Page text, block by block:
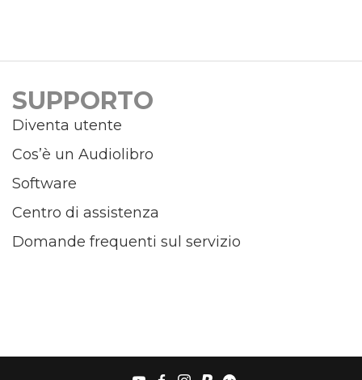
SUPPORTO
Diventa utente
Cos’è un Audiolibro
Software
Centro di assistenza
Domande frequenti sul servizio